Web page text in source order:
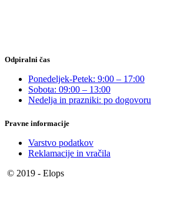
Odpiralni čas
Ponedeljek-Petek: 9:00 – 17:00
Sobota: 09:00 – 13:00
Nedelja in prazniki: po dogovoru
Pravne informacije
Varstvo podatkov
Reklamacije in vračila
© 2019 - Elops